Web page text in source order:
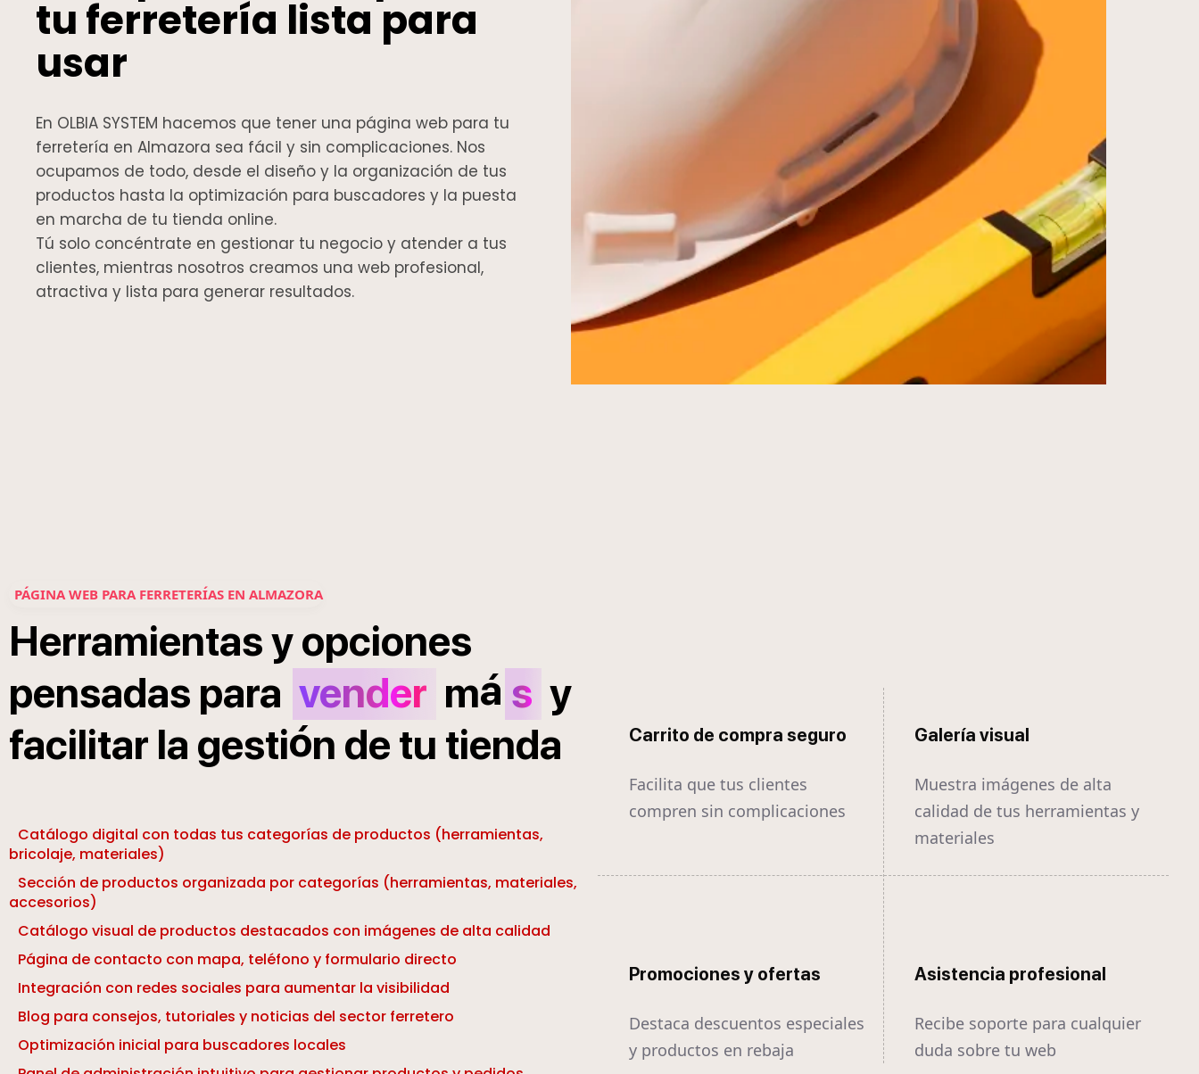
tu ferretería lista para
usar
En OLBIA SYSTEM hacemos que tener una página web para tu
ferretería en Almazora sea fácil y sin complicaciones. Nos
ocupamos de todo, desde el diseño y la organización de tus
productos hasta la optimización para buscadores y la puesta
en marcha de tu tienda online.
Tú solo concéntrate en gestionar tu negocio y atender a tus
clientes, mientras nosotros creamos una web profesional,
atractiva y lista para generar resultados.
PÁGINA WEB PARA FERRETERÍAS EN ALMAZORA
Herramientasyopciones
pensadas para vender má s y
facilitar la gestión de tu tienda
Catálogo digital con todas tus categorías de productos (herramientas,
bricolaje, materiales)
Sección de productos organizada por categorías (herramientas, materiales,
accesorios)
Catálogo visual de productos destacados con imágenes de alta calidad
Página de contacto con mapa, teléfono y formulario directo
Integración con redes sociales para aumentar la visibilidad
Blog para consejos, tutoriales y noticias del sector ferretero
Optimización inicial para buscadores locales
Carrito de compra seguro
Facilita que tus clientes
compren sin complicaciones
Galería visual
Muestra imágenes de alta
calidad de tus herramientas y
materiales
Promociones y ofertas
Destaca descuentos especiales
y productos en rebaja
Asistencia profesional
Recibe soporte para cualquier
duda sobre tu web